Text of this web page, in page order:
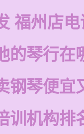
福州店
的琴行在
钢琴便宜
训机构排